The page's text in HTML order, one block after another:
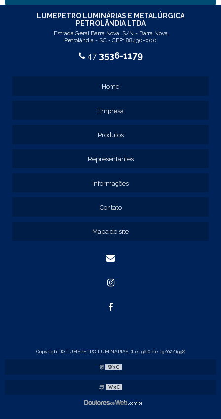
REF: 102005
REF: 103005
REF: 105015
REF: 160105
LUMEPETRO LUMINÁRIAS E METALÚRGICA
PETROLÂNDIA LTDA
Estrada Geral Barra Nova, S/N - Barra Nova
Petrolândia - SC - CEP: 88430-000
47 3536-1179
Home
Empresa
Produtos
Representantes
Informações
Contato
Mapa do site
Copyright © LUMEPETRO LUMINÁRIAS. (Lei 9610 de 19/02/1998)
W3C
W3C